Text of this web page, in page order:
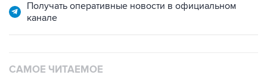
Число пострадавших при атаке БПЛА под